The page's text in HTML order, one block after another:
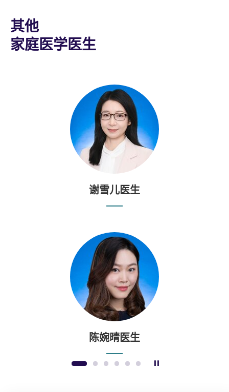
其他
家庭医学医生
谢雪儿医生
陈婉晴医生
1 2 3 4 5 6